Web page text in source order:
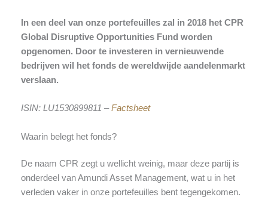
In een deel van onze portefeuilles zal in 2018 het CPR
Global Disruptive Opportunities Fund worden
opgenomen. Door te investeren in vernieuwende
bedrijven wil het fonds de wereldwijde aandelenmarkt
verslaan.
ISIN: LU1530899811 –Factsheet
Waarin belegt het fonds?
De naam CPR zegt u wellicht weinig, maar deze partij is
onderdeel van Amundi Asset Management, wat u in het
verleden vaker in onze portefeuilles bent tegengekomen.